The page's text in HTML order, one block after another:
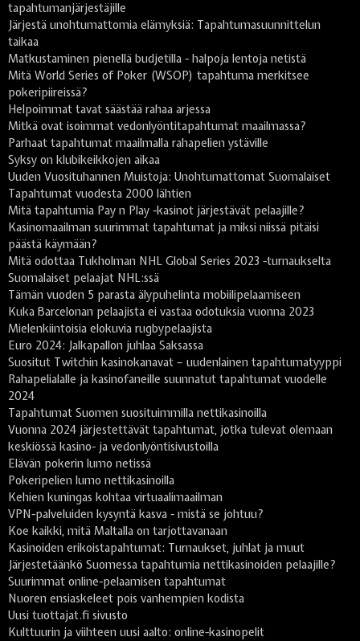
tapahtumanjärjestäjille
Järjestä unohtumattomia elämyksiä: Tapahtumasuunnittelun
taikaa
Matkustaminen pienellä budjetilla - halpoja lentoja netistä
Mitä World Series of Poker (WSOP) tapahtuma merkitsee
pokeripiireissä?
Helpoimmat tavat säästää rahaa arjessa
Mitkä ovat isoimmat vedonlyöntitapahtumat maailmassa?
Parhaat tapahtumat maailmalla rahapelien ystäville
Syksy on klubikeikkojen aikaa
Uuden Vuosituhannen Muistoja: Unohtumattomat Suomalaiset
Tapahtumat vuodesta 2000 lähtien
Mitä tapahtumia Pay n Play -kasinot järjestävät pelaajille?
Kasinomaailman suurimmat tapahtumat ja miksi niissä pitäisi
päästä käymään?
Mitä odottaa Tukholman NHL Global Series 2023 -turnaukselta
Suomalaiset pelaajat NHL:ssä
Tämän vuoden 5 parasta älypuhelinta mobiilipelaamiseen
Kuka Barcelonan pelaajista ei vastaa odotuksia vuonna 2023
Mielenkiintoisia elokuvia rugbypelaajista
Euro 2024: Jalkapallon juhlaa Saksassa
Suositut Twitchin kasinokanavat – uudenlainen tapahtumatyyppi
Rahapelialalle ja kasinofaneille suunnatut tapahtumat vuodelle
2024
Tapahtumat Suomen suosituimmilla nettikasinoilla
Vuonna 2024 järjestettävät tapahtumat, jotka tulevat olemaan
keskiössä kasino- ja vedonlyöntisivustoilla
Elävän pokerin lumo netissä
Pokeripelien lumo nettikasinoilla
Kehien kuningas kohtaa virtuaalimaailman
VPN-palveluiden kysyntä kasva - mistä se johtuu?
Koe kaikki, mitä Maltalla on tarjottavanaan
Kasinoiden erikoistapahtumat: Turnaukset, juhlat ja muut
Järjestetäänkö Suomessa tapahtumia nettikasinoiden pelaajille?
Suurimmat online-pelaamisen tapahtumat
Nuoren ensiaskeleet pois vanhempien kodista
Uusi tuottajat.fi sivusto
Kulttuurin ja viihteen uusi aalto: online-kasinopelit